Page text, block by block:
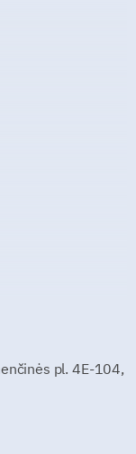
pl. 4E-104,